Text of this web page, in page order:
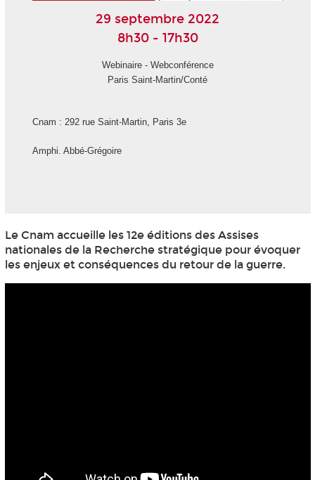
29 septembre 2022
8h30 - 17h30
Webinaire - Webconférence
Paris Saint-Martin/Conté
Cnam : 292 rue Saint-Martin, Paris 3e
Amphi. Abbé-Grégoire
Le Cnam accueille les 12e éditions des Assises
nationales de la Recherche stratégique pour évoquer
les enjeux et conséquences du retour de la guerre.